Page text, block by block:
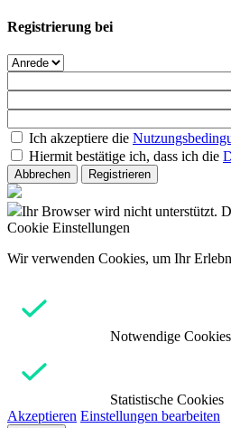
Registrierung bei
Ich akzeptiere die
Hiermit bestätige ich, dass ich die
Abbrechen Registrieren
Ihr Browser wird nicht unterstützt.
Cookie Einstellungen
Wir verwenden Cookies, um Ihr
Notwendige Cookies
Statistische Cookies
Akzeptieren Einstellungen bearbeiten